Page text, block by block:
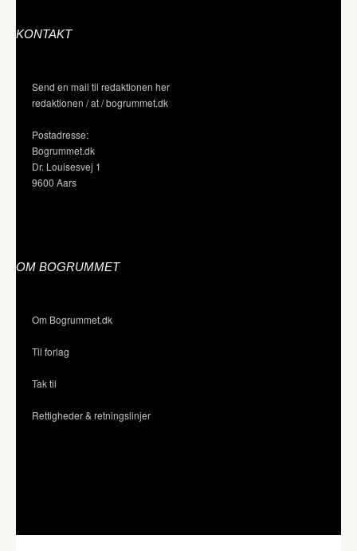
KONTAKT
Send en mail til redaktionen her
redaktionen / at / bogrummet.dk
Postadresse:
Bogrummet.dk
Dr. Louisesvej 1
9600 Aars
OM BOGRUMMET
Om Bogrummet.dk
Til forlag
Tak til
Rettigheder & retningslinjer